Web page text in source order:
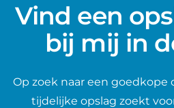
Vind een
bij mij in
Op zoek naar een goedkope
tijdelijke opslag zoekt